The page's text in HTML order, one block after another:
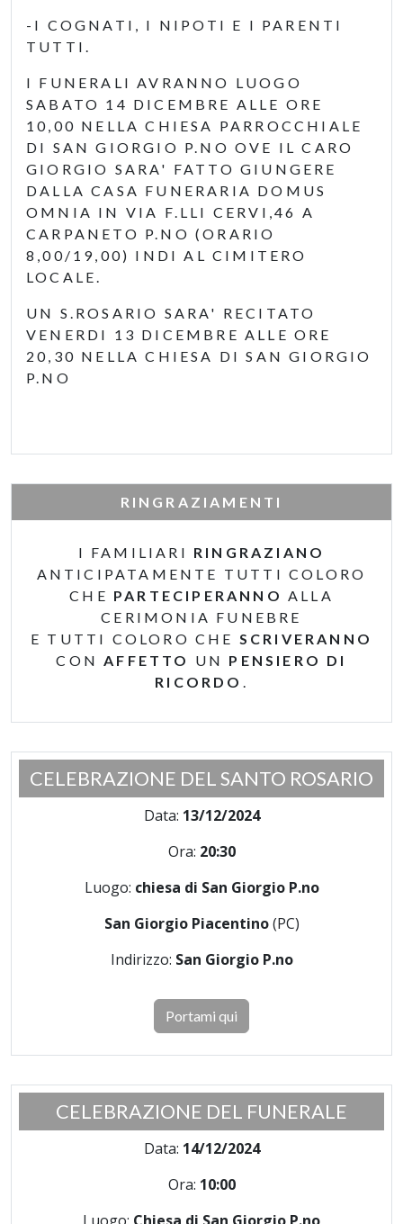
-I COGNATI, I NIPOTI E I PARENTI
TUTTI.
I FUNERALI AVRANNO LUOGO
SABATO 14 DICEMBRE ALLE ORE
10,00 NELLA CHIESA PARROCCHIALE
DI SAN GIORGIO P.NO OVE IL CARO
GIORGIO SARA' FATTO GIUNGERE
DALLA CASA FUNERARIA DOMUS
OMNIA IN VIA F.LLI CERVI,46 A
CARPANETO P.NO (ORARIO
8,00/19,00) INDI AL CIMITERO
LOCALE.
UN S.ROSARIO SARA' RECITATO
VENERDI 13 DICEMBRE ALLE ORE
20,30 NELLA CHIESA DI SAN GIORGIO
P.NO
RINGRAZIAMENTI
I FAMILIARI RINGRAZIANO
ANTICIPATAMENTE TUTTI COLORO
CHE PARTECIPERANNO ALLA
CERIMONIA FUNEBRE
E TUTTI COLORO CHE SCRIVERANNO
CONAFFETTO UN PENSIERO DI
RICORDO .
CELEBRAZIONE DEL SANTO ROSARIO
Data: 13/12/2024
Ora: 20:30
Luogo: chiesa di San Giorgio P.no
San Giorgio Piacentino(PC)
Indirizzo: San Giorgio P.no
Portami qui
CELEBRAZIONE DEL FUNERALE
Data: 14/12/2024
Ora: 10:00